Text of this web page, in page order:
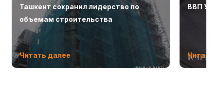
Ташкент сохранил лидерство по
объемам строительства
Читать далее
ВВП
Читать